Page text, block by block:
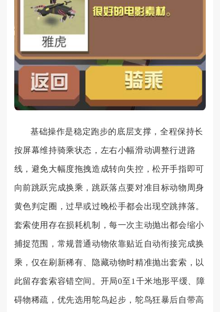
基础操作是稳定跑步的底层支撑，全程保持长
按屏幕维持骑乘状态，左右小幅滑动调整行进路
线，避免大幅度拖拽造成转向失控，松开手指即可
向前跳跃完成换乘，跳跃落点要对准目标动物周身
黄色判定圈，过早或过晚松手都会出现空跳摔落。
套索使用存在损耗机制，每一次主动抛出都会缩小
捕捉范围，常规普通动物依靠贴近自动衔接完成换
乘，仅在刷新稀有、隐藏动物时精准抛出套索，以
此留存套索容错空间。开局0至1千米地形平缓、障
碍物稀疏，优先选用鸵鸟起步，鸵鸟狂暴后自带高